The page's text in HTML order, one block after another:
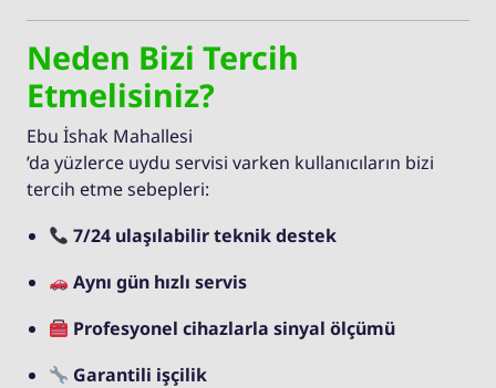
Neden Bizi Tercih
Etmelisiniz?
Ebu İshak Mahallesi
’da yüzlerce uydu servisi varken kullanıcıların bizi
tercih etme sebepleri:
7/24 ulaşılabilir teknik destek
Aynı gün hızlı servis
Profesyonel cihazlarla sinyal ölçümü
Garantili işçilik